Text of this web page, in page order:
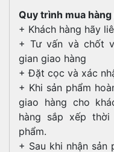
Quy trình mua
+ Khách hàng hãy
+ Tư vấn và chốt
gian giao hàng
+ Đặt cọc và xác
+ Khi sản phẩm
giao hàng cho
hàng sắp xếp
phẩm.
+ Sau khi nhận sản